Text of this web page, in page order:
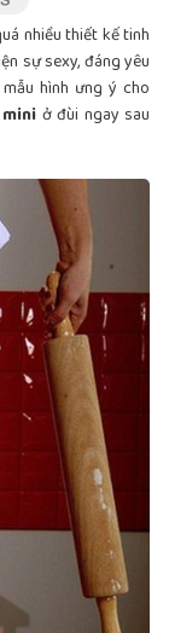
nhiều thiết kế tinh
sự sexy, đáng yêu
hình ưng ý cho
ở đùi ngay sau